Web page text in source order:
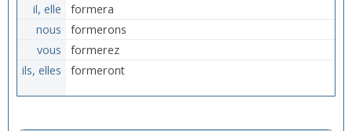
il, elle
formera
nous
formerons
vous
formerez
ils, elles
formeront